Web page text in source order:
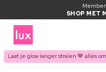
SHOP MET
Laat je glow langer stralen 🤎 alles